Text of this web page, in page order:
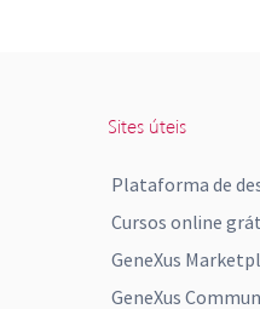
Sites úteis
Plataforma de
Cursos online
GeneXus
GeneXus